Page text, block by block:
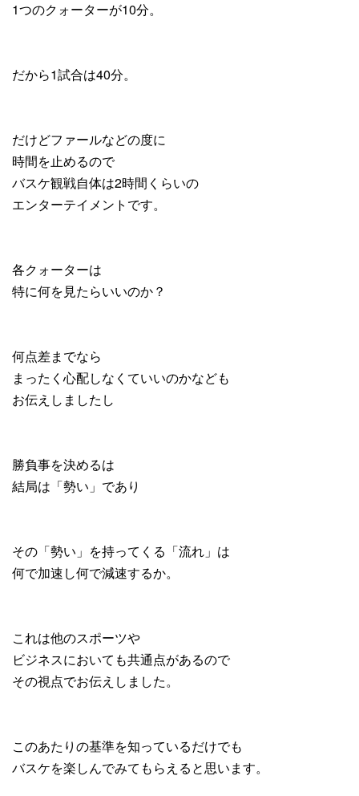
1つのクォーターが10分。
だから1試合は40分。
だけどファールなどの度に
時間を止めるので
バスケ観戦自体は2時間くらいの
エンターテイメントです。
各クォーターは
特に何を見たらいいのか？
何点差までなら
まったく心配しなくていいのかなども
お伝えしましたし
勝負事を決めるは
結局は「勢い」であり
その「勢い」を持ってくる「流れ」は
何で加速し何で減速するか。
これは他のスポーツや
ビジネスにおいても共通点があるので
その視点でお伝えしました。
このあたりの基準を知っているだけでも
バスケを楽しんでみてもらえると思います。